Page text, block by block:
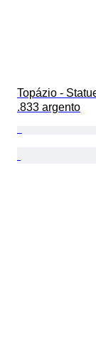
Topázio -
.833 argento